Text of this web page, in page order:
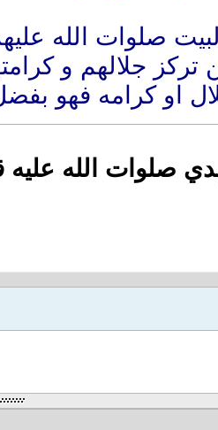
صلوات الله
تركز جلالهم و
او كرامه فهو
صلوات الله عليه